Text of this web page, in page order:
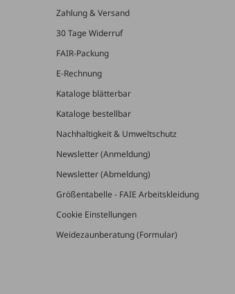
Zahlung & Versand
30 Tage Widerruf
FAIR-Packung
E-Rechnung
Kataloge blätterbar
Kataloge bestellbar
Nachhaltigkeit & Umweltschutz
Newsletter (Anmeldung)
Newsletter (Abmeldung)
Größentabelle - FAIE Arbeitskleidung
Cookie Einstellungen
Weidezaunberatung (Formular)